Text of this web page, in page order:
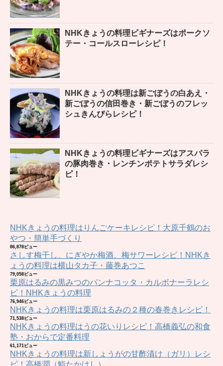
NHKきょうの料理ビギナーズはポークソ
テー・コールスローレシピ！
NHKきょうの料理は新ごぼうの白あえ・
新ごぼうの信田巻き・新ごぼうのフレッ
シュきんぴらレシピ！
NHKきょうの料理ビギナーズはアスパラ
の豚肉巻き・レンチンポテトサラダレシ
ピ！
NHKきょうの料理はりんごケーキレシピ！大原千鶴のお
やつ・簡単手づくり
86,878ビュー
さしす梅干し、にぎやか梅酒、梅サワーレシピ！NHKき
ょうの料理は横山タカ子・藤巻あつこ
79,058ビュー
栗原はるみの黒みつのパンナコッタ・カルボナーラレシ
ピ！NHKきょうの料理
76,946ビュー
NHKきょうの料理は栗原はるみの２種の春巻きレシピ！
71,538ビュー
NHKきょうの料理はうの花いりレシピ！高橋義弘の和食
塾・おからで定番料理
61,171ビュー
NHKきょうの料理は新しょうがの甘酢漬け（ガリ）レシ